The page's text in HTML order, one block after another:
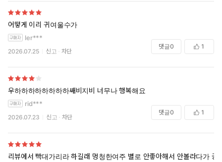
어떻게 이리 귀여울수가
ler***
2026.07.25 신고 차단
댓글0 1
우하하하하하하하하쌔비지비 너무나 행복해요
rid***
2026.07.23 신고 차단
댓글0 1
리뷰에서 빡대가리라 하길래 멍청한여주 별로 안좋아해서 안볼라다가 궁